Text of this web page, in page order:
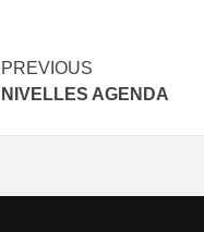
Post
navigation
PREVIOUS
NIVELLES AGENDA